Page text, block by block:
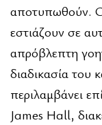
αποτυπωθούν.
εστιάζουν σε
απρόβλεπτη
διαδικασία του
περιλαμβάνει
James Hall,